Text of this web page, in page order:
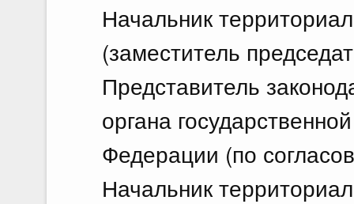
Начальник
(заместитель
Представитель
органа
Федерации (по
Начальник